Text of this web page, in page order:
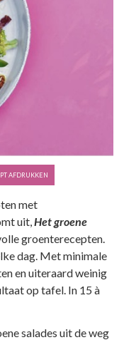
AFDRUKKEN
met
uit,Het groene
groenterecepten.
dag. Met minimale
en uiteraard weinig
op tafel. In 15 à
salades uit de weg